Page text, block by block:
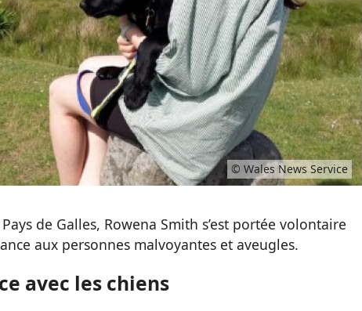
© Wales News Service
de Galles, Rowena Smith s’est portée volontaire
aux personnes malvoyantes et aveugles.
avec les chiens